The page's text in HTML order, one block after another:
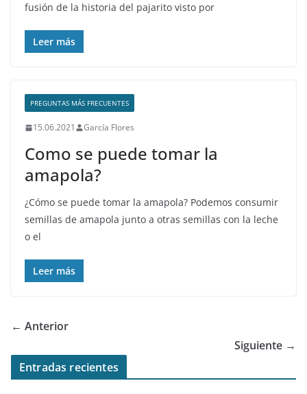
fusión de la historia del pajarito visto por
Leer más
PREGUNTAS MÁS FRECUENTES
15.06.2021 García Flores
Como se puede tomar la
amapola?
¿Cómo se puede tomar la amapola? Podemos consumir
semillas de amapola junto a otras semillas con la leche
o el
Leer más
← Anterior
Siguiente →
Entradas recientes